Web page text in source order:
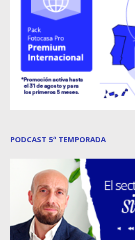
PODCAST 5ª TEMPORADA